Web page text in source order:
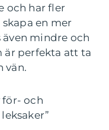
och har fler
en mer
mindre och
är perfekta att ta
vän.
för- och